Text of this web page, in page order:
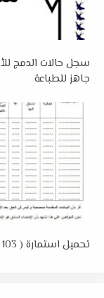
جاهز للطباعة
تحميل استمارة ( 103 ع ح ) للموظفين pdf جاهزة للطباعة